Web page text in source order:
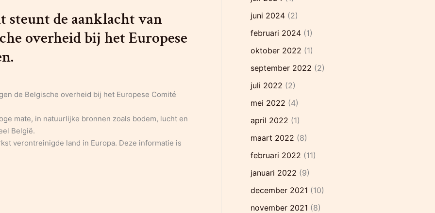
steunt de aanklacht van
overheid bij het Europese
de Belgische overheid bij het Europese Comité
mate, in natuurlijke bronnen zoals bodem, lucht en
België.
verontreinigde land in Europa. Deze informatie is
juni 2024 (2)
februari 2024 (1)
oktober 2022 (1)
september 2022 (2)
juli 2022 (2)
mei 2022 (4)
april 2022 (1)
maart 2022 (8)
februari 2022 (11)
januari 2022 (9)
december 2021 (10)
november 2021 (8)